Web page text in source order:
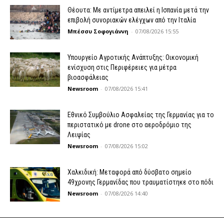
Θέουτα: Με αντίμετρα απειλεί η Ισπανία μετά την
επιβολή συνοριακών ελέγχων από την Ιταλία
Μπέσσυ Σοφογιάννη - 07/08/2026 15:55
Υπουργείο Αγροτικής Ανάπτυξης: Οικονομική
ενίσχυση στις Περιφέρειες για μέτρα
βιοασφάλειας
Newsroom - 07/08/2026 15:41
Εθνικό Συμβούλιο Ασφαλείας της Γερμανίας για το
περιστατικό με drone στο αεροδρόμιο της
Λειψίας
Newsroom - 07/08/2026 15:02
Χαλκιδική: Μεταφορά από δύσβατο σημείο
49χρονης Γερμανίδας που τραυματίστηκε στο πόδι
Newsroom - 07/08/2026 14:40